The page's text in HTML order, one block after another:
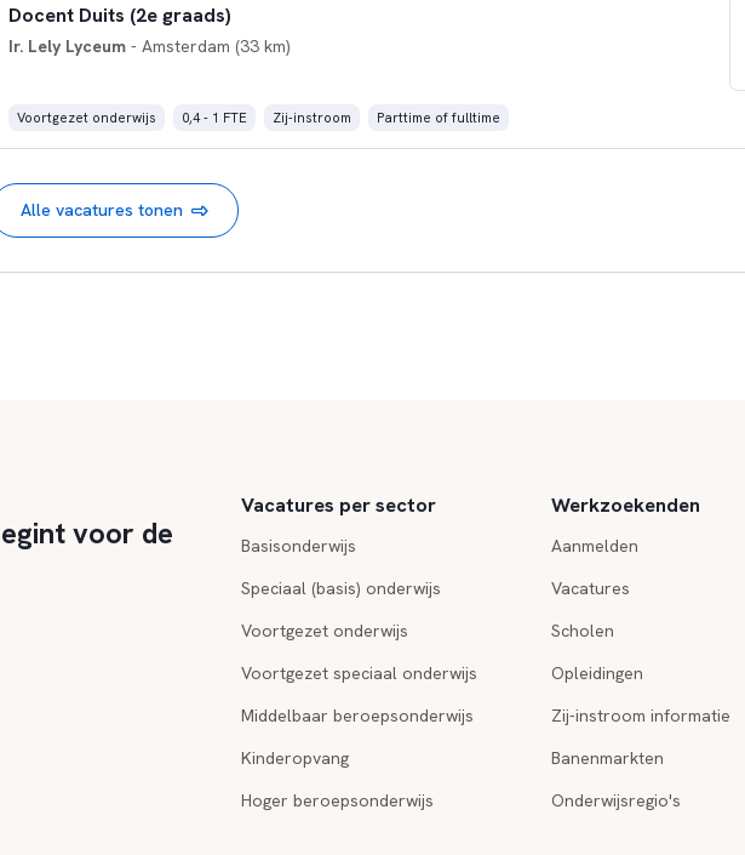
Docent Duits (2e graads)
Ir. Lely Lyceum- Amsterdam (33 km)
Voortgezet onderwijs 0,4 - 1 FTE Zij-instroom Parttime of fulltime
Alle vacatures tonen
voor de
Vacatures per sector
Basisonderwijs
Speciaal (basis) onderwijs
Voortgezet onderwijs
Voortgezet speciaal onderwijs
Middelbaar beroepsonderwijs
Kinderopvang
Hoger beroepsonderwijs
Werkzoekenden
Aanmelden
Vacatures
Scholen
Opleidingen
Zij-instroom informatie
Banenmarkten
Onderwijsregio's